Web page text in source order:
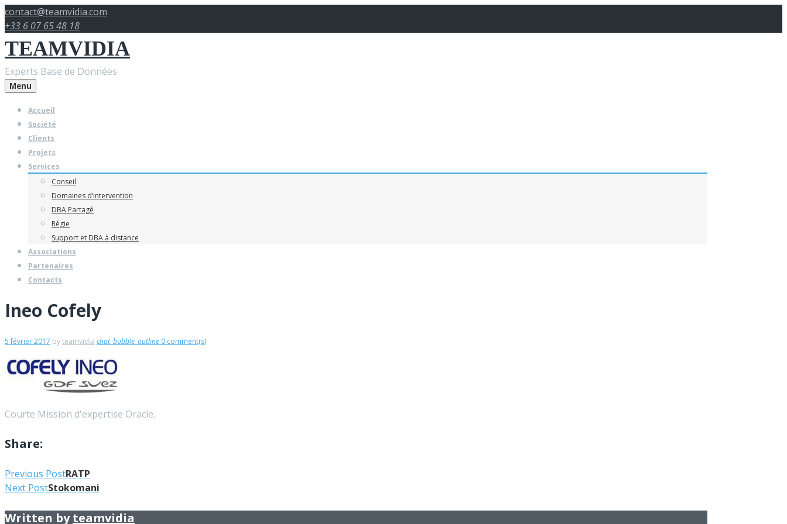
Skip
to
content
contact@teamvidia.com
+33 6 07 65 48 18
TEAMVIDIA
Experts Base de Données
Menu
Accueil
Société
Clients
Projets
Services
Conseil
Domaines d’intervention
DBA Partagé
Régie
Support et DBA à distance
Associations
Partenaires
Contacts
Ineo Cofely
5 février 2017 byteamvidia chat_bubble_outline 0 comment(s)
Courte Mission d'expertise Oracle.
Share:
Facebook
Twitter
Google+
LinkedIn
Pinterest
Navigation
de
l’article
Previous PostRATP
Next PostStokomani
Written byteamvidia